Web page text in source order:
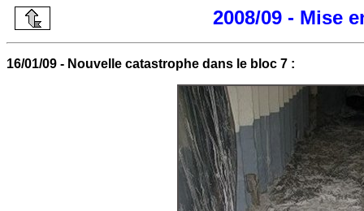
2008/09 - Mise
16/01/09 - Nouvelle catastrophe dans le bloc 7 :